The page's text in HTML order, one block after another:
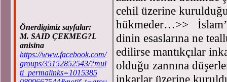
Önerdigimiz sayfalar:
M. SAID ÇEKMEG?L
anisina
https://www.facebook.com/
groups/35152852543/?mul
ti_permalinks=1015385
cehil üzerine
hükmeder…>>
dinin esaslarına ne
edilirse mantıkçılar
olduğu zannına
inkarlar üzerine